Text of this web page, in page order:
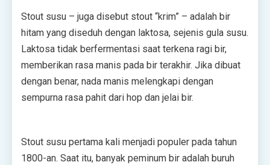
Stout susu – juga disebut stout “krim” – adalah bir
hitam yang diseduh dengan laktosa, sejenis gula susu.
Laktosa tidak berfermentasi saat terkena ragi bir,
memberikan rasa manis pada bir terakhir. Jika dibuat
dengan benar, nada manis melengkapi dengan
sempurna rasa pahit dari hop dan jelai bir.
Stout susu pertama kali menjadi populer pada tahun
1800-an. Saat itu, banyak peminum bir adalah buruh